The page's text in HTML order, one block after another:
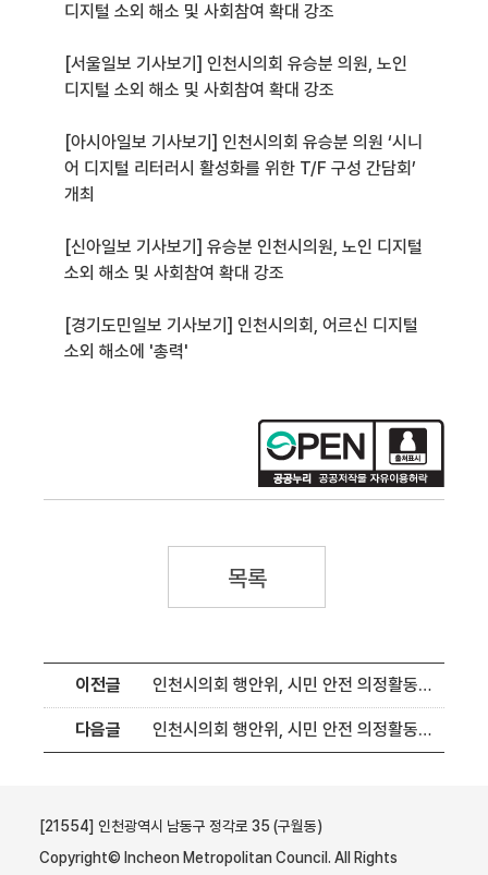
디지털 소외 해소 및 사회참여 확대 강조
[서울일보 기사보기] 인천시의회 유승분 의원, 노인
디지털 소외 해소 및 사회참여 확대 강조
[아시아일보 기사보기] 인천시의회 유승분 의원 ‘시니
어 디지털 리터러시 활성화를 위한 T/F 구성 간담회’
개최
[신아일보 기사보기] 유승분 인천시의원, 노인 디지털
소외 해소 및 사회참여 확대 강조
[경기도민일보 기사보기] 인천시의회, 어르신 디지털
소외 해소에 '총력'
목록
이전글 인천시의회 행안위, 시민 안전 의정활동에 앞장
다음글 인천시의회 행안위, 시민 안전 의정활동 앞장
[21554] 인천광역시 남동구 정각로 35 (구월동)
Copyright© Incheon Metropolitan Council. All Rights